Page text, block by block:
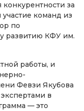
за
участие команд из
по
развитию КФУ им.
работы, и
Февзи Якубова
в
— это